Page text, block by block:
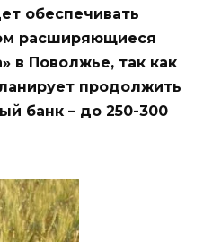
обеспечивать
расширяющиеся
в Поволжье, так как
продолжить
банк – до 250-300